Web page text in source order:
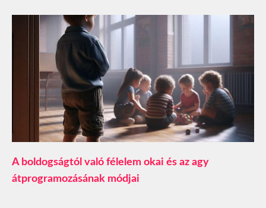
A boldogságtól való félelem okai és az agy
átprogramozásának módjai